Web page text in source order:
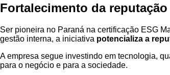
Fortalecimento da
Ser pioneira no Paraná na certificação ESG
gestão interna, a iniciativa potencializa a
A empresa segue investindo em tecnologia,
para o negócio e para a sociedade.